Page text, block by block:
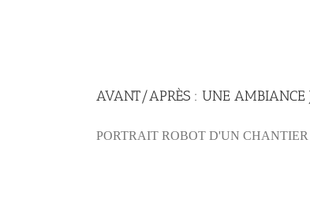
AVANT/APRÈS : UNE AMBIANCE
PORTRAIT ROBOT D'UN